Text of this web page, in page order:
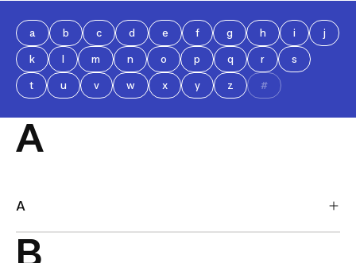
a b c d e f g h i j
k m n o p q r s
t u v w x y z #
A
A
B